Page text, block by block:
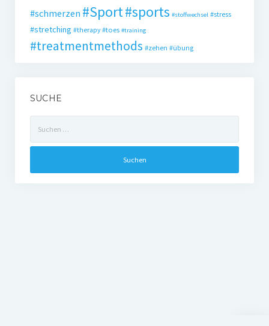
#schmerzen #Sport#sports #stoffwechsel #stress
#stretching #therapy #toes #training
#treatmentmethods #zehen #übung
SUCHE
nach: